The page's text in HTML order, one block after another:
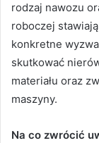
rodzaj nawozu
roboczej
konkretne
skutkować
materiału oraz
maszyny.
Na co zwrócić